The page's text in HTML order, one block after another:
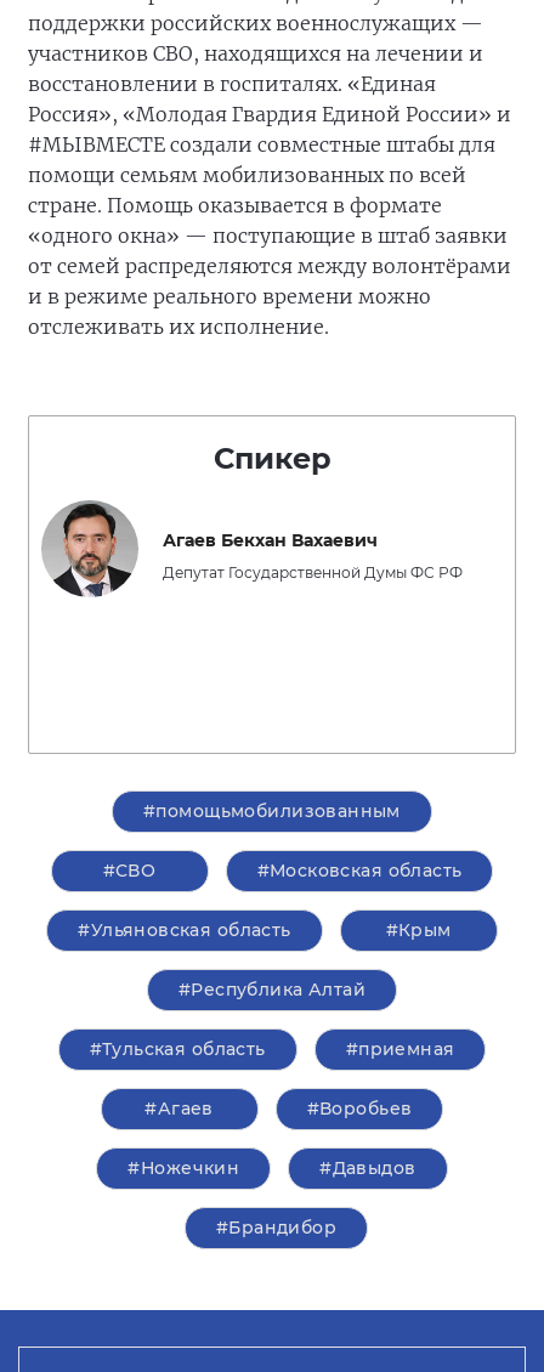
поддержки российских военнослужащих —
участников СВО, находящихся на лечении и
восстановлении в госпиталях. «Единая
Россия», «Молодая Гвардия Единой России» и
#МЫВМЕСТЕ создали совместные штабы для
помощи семьям мобилизованных по всей
стране. Помощь оказывается в формате
«одного окна» — поступающие в штаб заявки
от семей распределяются между волонтёрами
и в режиме реального времени можно
отслеживать их исполнение.
Спикер
Агаев Бекхан Вахаевич
Депутат Государственной Думы ФС РФ
#помощьмобилизованным
#СВО #Московская область
#Ульяновская область #Крым
#Республика Алтай
#Тульская область #приемная
#Агаев #Воробьев
#Ножечкин #Давыдов
#Брандибор